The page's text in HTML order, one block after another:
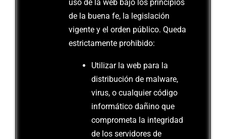
uso de la web bajo los principios
de la buena fe, la legislación
vigente y el orden público. Queda
estrictamente prohibido:
Utilizar la web para la
distribución de malware,
virus, o cualquier código
informático dañino que
comprometa la integridad
de los servidores de